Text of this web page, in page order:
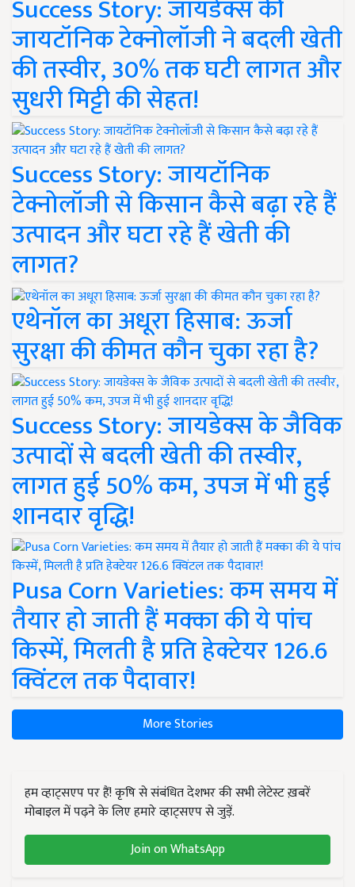
Success Story: जायडेक्स की
जायटॉनिक टेक्नोलॉजी ने बदली खेती
की तस्वीर, 30% तक घटी लागत और
सुधरी मिट्टी की सेहत!
Success Story: जायटॉनिक
टेक्नोलॉजी से किसान कैसे बढ़ा रहे हैं
उत्पादन और घटा रहे हैं खेती की
लागत?
एथेनॉल का अधूरा हिसाब: ऊर्जा
सुरक्षा की कीमत कौन चुका रहा है?
Success Story: जायडेक्स के जैविक
उत्पादों से बदली खेती की तस्वीर,
लागत हुई 50% कम, उपज में भी हुई
शानदार वृद्धि!
Pusa Corn Varieties: कम समय में
तैयार हो जाती हैं मक्का की ये पांच
किस्में, मिलती है प्रति हेक्टेयर 126.6
क्विंटल तक पैदावार!
More Stories
हम व्हाट्सएप पर हैं! कृषि से संबंधित देशभर की सभी लेटेस्ट ख़बरें
मोबाइल में पढ़ने के लिए हमारे व्हाट्सएप से जुड़ें.
Join on WhatsApp